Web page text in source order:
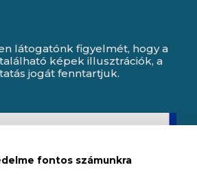
látogatónk figyelmét, hogy a
képek illusztrációk, a
jogát fenntartjuk.
fontos számunkra